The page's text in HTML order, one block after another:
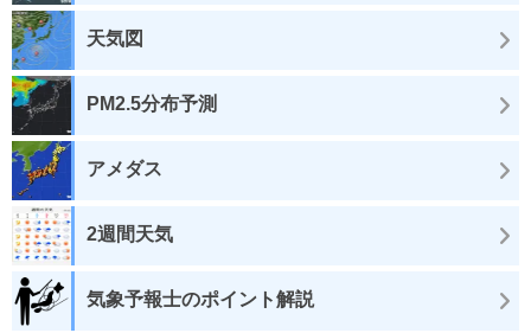
天気図
PM2.5分布予測
アメダス
2週間天気
気象予報士のポイント解説